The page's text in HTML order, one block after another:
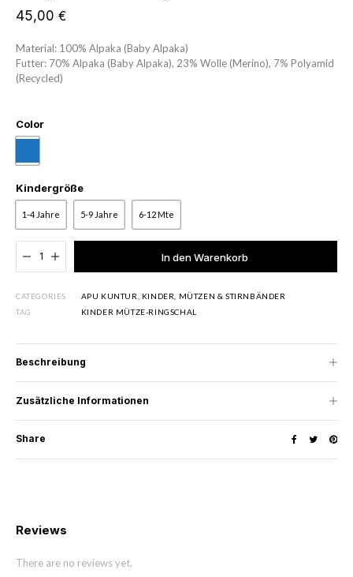
45,00 €
Material: 100% Alpaka (Baby Alpaka)
Futter: 70% Alpaka (Baby Alpaka), 23% Wolle (Merino), 7% Polyamid
(Recycled)
Color
1-4 Jahre 5-9 Jahre 6-12 Mte
Kindergröße
In den Warenkorb
Added to cart
CATEGORIES APU KUNTUR KINDER
MÜTZEN & STIRNBÄNDER
TAG
KINDER MÜTZE-RINGSCHAL
Beschreibung
Zusätzliche Informationen
Share
Reviews
There are no reviews yet.